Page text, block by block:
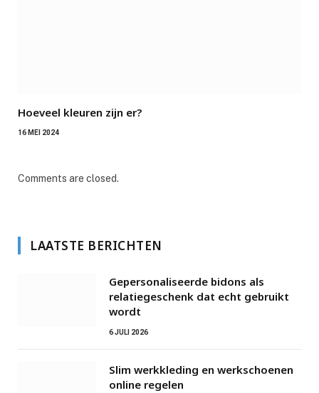
Hoeveel kleuren zijn er?
16 MEI 2024
Comments are closed.
LAATSTE BERICHTEN
Gepersonaliseerde bidons als
relatiegeschenk dat echt gebruikt
wordt
6 JULI 2026
Slim werkkleding en werkschoenen
online regelen